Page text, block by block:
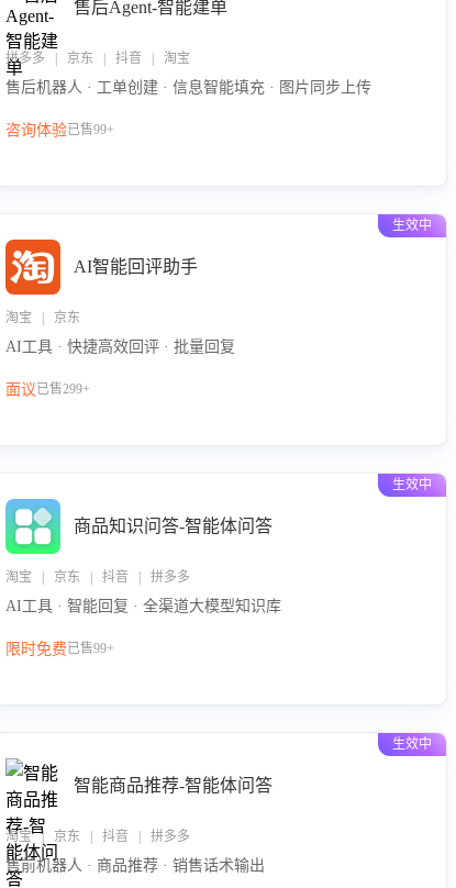
售后Agent-智能建单
拼多多 | 京东 | 抖音 | 淘宝
售后机器人 · 工单创建 · 信息智能填充 · 图片同步上传
咨询体验已售99+
生效中
AI智能回评助手
淘宝 | 京东
AI工具 · 快捷高效回评 · 批量回复
面议已售299+
生效中
商品知识问答-智能体问答
淘宝 | 京东 | 抖音 | 拼多多
AI工具 · 智能回复 · 全渠道大模型知识库
限时免费已售99+
生效中
智能商品推荐-智能体问答
淘宝 | 京东 | 抖音 | 拼多多
售前机器人 · 商品推荐 · 销售话术输出